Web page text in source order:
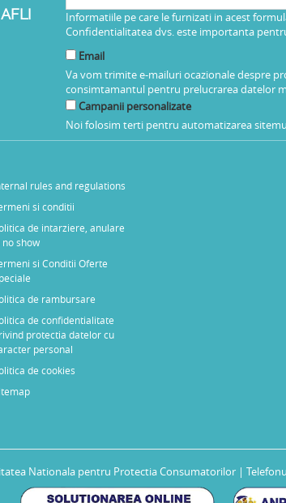
Informatiile pe care le furnizati in acest
Confidentialitatea dvs. este importanta
Email
Va vom trimite e-mailuri ocazionale despre
consimtamantul pentru prelucrarea datelor
Campanii personalizate
Noi folosim terti pentru automatizarea
rules and regulations
si conditii
de intarziere, anulare
no show
si Conditii Oferte
de rambursare
de confidentialitate
protectia datelor cu
personal
de cookies
Nationala pentru Protectia Consumatorilor |